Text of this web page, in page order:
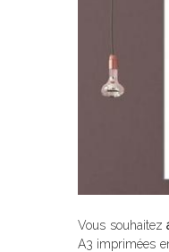
Vous souhaitez
A3 imprimées